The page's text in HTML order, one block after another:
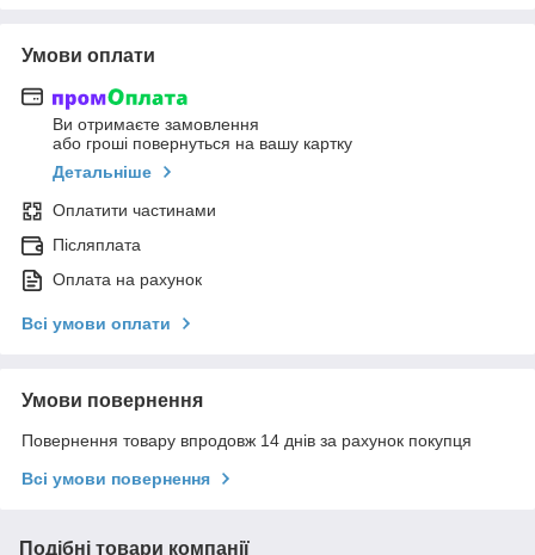
Умови оплати
Ви отримаєте замовлення
або гроші повернуться на вашу картку
Детальніше
Оплатити частинами
Післяплата
Оплата на рахунок
Всі умови оплати
Умови повернення
Повернення товару впродовж 14 днів за рахунок покупця
Всі умови повернення
Подібні товари компанії